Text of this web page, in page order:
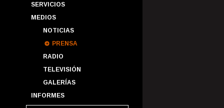
SERVICIOS
MEDIOS
NOTICIAS
PRENSA
RADIO
TELEVISIÓN
GALERÍAS
INFORMES